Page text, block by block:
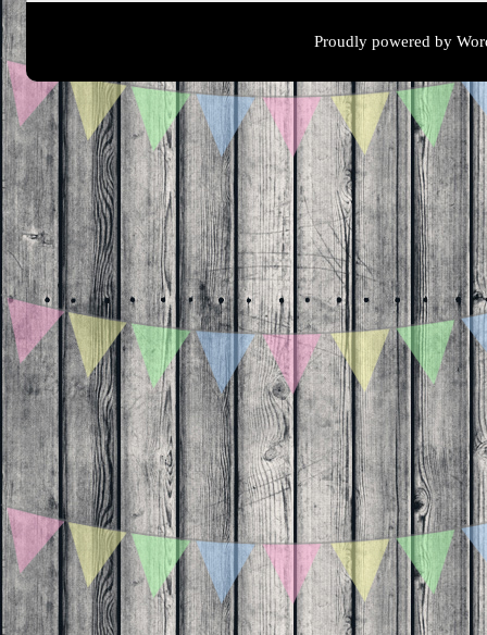
Proudly powered by